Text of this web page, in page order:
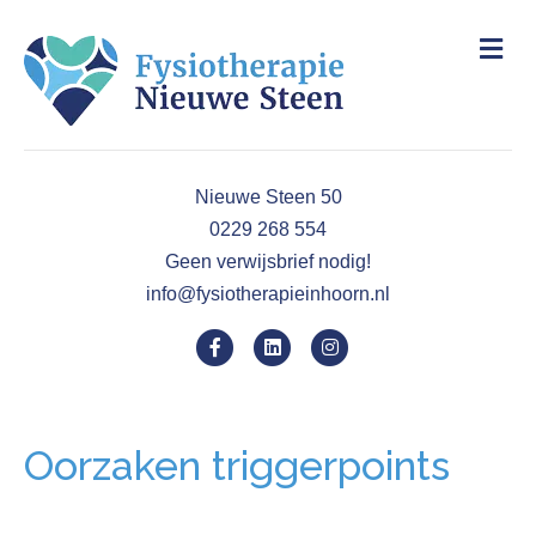
Nieuwe Steen 50
0229 268 554
Geen verwijsbrief nodig!
info@fysiotherapieinhoorn.nl
F
e
L
k
I
t
M
e
Oorzaken triggerpoints